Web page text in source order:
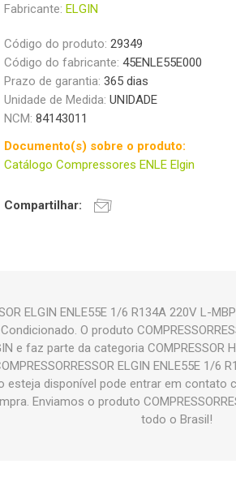
Fabricante: ELGIN
Código do produto: 29349
Código do fabricante: 45ENLE55E000
Prazo de garantia:365 dias
Unidade de Medida:UNIDADE
NCM:84143011
Documento(s) sobre o produto:
Catálogo Compressores ENLE Elgin
Compartilhar:
ELGIN ENLE55E 1/6 R134A 220V L-
O produto
e faz parte da categoria COMPRESSOR
ELGIN ENLE55E 1/
esteja disponível pode entrar em
Enviamos o produto
todo o Brasil!